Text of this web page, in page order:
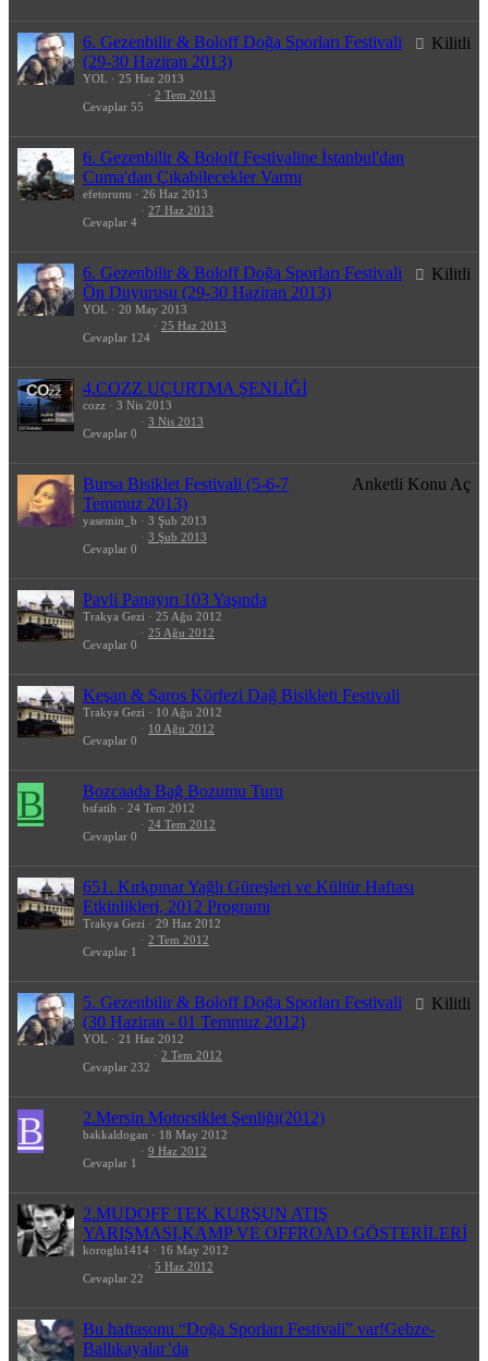
Kilitli
6. Gezenbilir & Boloff Doğa Sporları Festivali
(29-30 Haziran 2013)
YOL 25 Haz 2013
Cevaplar 55
2 Tem 2013
6. Gezenbilir & Boloff Festivaline İstanbul'dan
Cuma'dan Çıkabilecekler Varmı
efetorunu 26 Haz 2013
Cevaplar 4
27 Haz 2013
Kilitli
6. Gezenbilir & Boloff Doğa Sporları Festivali
Ön Duyurusu (29-30 Haziran 2013)
YOL 20 May 2013
Cevaplar 124
25 Haz 2013
4.COZZ UÇURTMA ŞENLİĞİ
cozz 3 Nis 2013
Cevaplar 0
3 Nis 2013
Anketli Konu Aç
Bursa Bisiklet Festivali (5-6-7
Temmuz 2013)
yasemin_b 3 Şub 2013
Cevaplar 0
3 Şub 2013
Pavli Panayırı 103 Yaşında
Trakya Gezi 25 Ağu 2012
Cevaplar 0
25 Ağu 2012
Keşan & Saros Körfezi Dağ Bisikleti Festivali
Trakya Gezi 10 Ağu 2012
Cevaplar 0
10 Ağu 2012
B Bozcaada Bağ Bozumu Turu
bsfatih 24 Tem 2012
Cevaplar 0
24 Tem 2012
651. Kırkpınar Yağlı Güreşleri ve Kültür Haftası
Etkinlikleri, 2012 Programı
Trakya Gezi 29 Haz 2012
Cevaplar 1
2 Tem 2012
Kilitli
5. Gezenbilir & Boloff Doğa Sporları Festivali
(30 Haziran - 01 Temmuz 2012)
YOL 21 Haz 2012
Cevaplar 232
2 Tem 2012
B 2.Mersin Motorsiklet Şenliği(2012)
bakkaldogan 18 May 2012
Cevaplar 1
9 Haz 2012
2.MUDOFF TEK KURŞUN ATIŞ
YARIŞMASI,KAMP VE OFFROAD GÖSTERİLERİ
koroglu1414 16 May 2012
Cevaplar 22
5 Haz 2012
Bu haftasonu “Doğa Sporları Festivali” var!Gebze-
Ballıkayalar’da